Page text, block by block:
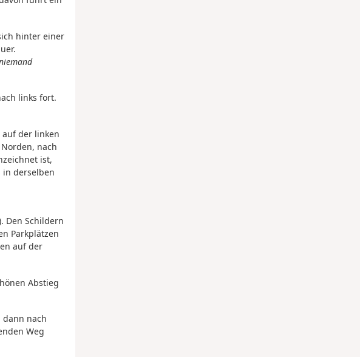
hinter einer
links fort.
auf der linken
nach
ist,
in derselben
Den Schildern
Parkplätzen
auf der
Abstieg
dann nach
Weg